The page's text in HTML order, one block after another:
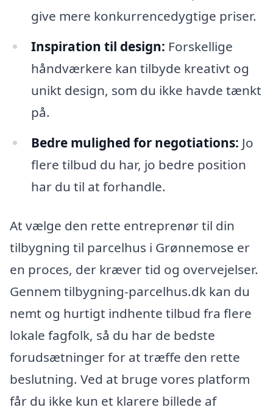
give mere konkurrencedygtige priser.
Inspiration til design: Forskellige
håndværkere kan tilbyde kreativt og
unikt design, som du ikke havde tænkt
på.
Bedre mulighed for negotiations: Jo
flere tilbud du har, jo bedre position
har du til at forhandle.
At vælge den rette entreprenør til din
tilbygning til parcelhus i Grønnemose er
en proces, der kræver tid og overvejelser.
Gennem tilbygning-parcelhus.dk kan du
nemt og hurtigt indhente tilbud fra flere
lokale fagfolk, så du har de bedste
forudsætninger for at træffe den rette
beslutning. Ved at bruge vores platform
får du ikke kun et klarere billede af